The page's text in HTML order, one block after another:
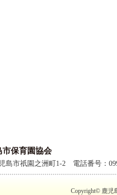
保育園協会
島市祇園之洲町1-2 電話番号：
Copyright© 鹿児